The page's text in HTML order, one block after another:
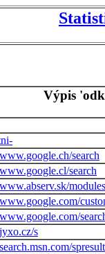
Výpis
search
search
s